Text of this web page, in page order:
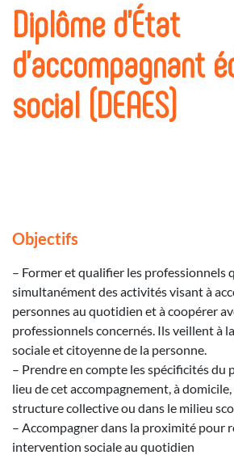
Diplôme d'État
d'accompagnant
social (DEAES)
Objectifs
– Former et qualifier les professionnels
simultanément des activités visant à
personnes au quotidien et à coopérer
professionnels concernés. Ils veillent à
sociale et citoyenne de la personne.
– Prendre en compte les spécificités du
lieu de cet accompagnement, à domicile,
structure collective ou dans le milieu
– Accompagner dans la proximité pour
intervention sociale au quotidien